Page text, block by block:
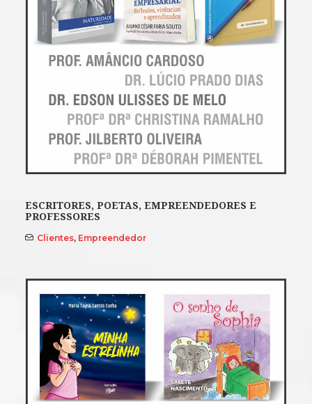
ESCRITORES, POETAS, EMPREENDEDORES E
PROFESSORES
Clientes, Empreendedor